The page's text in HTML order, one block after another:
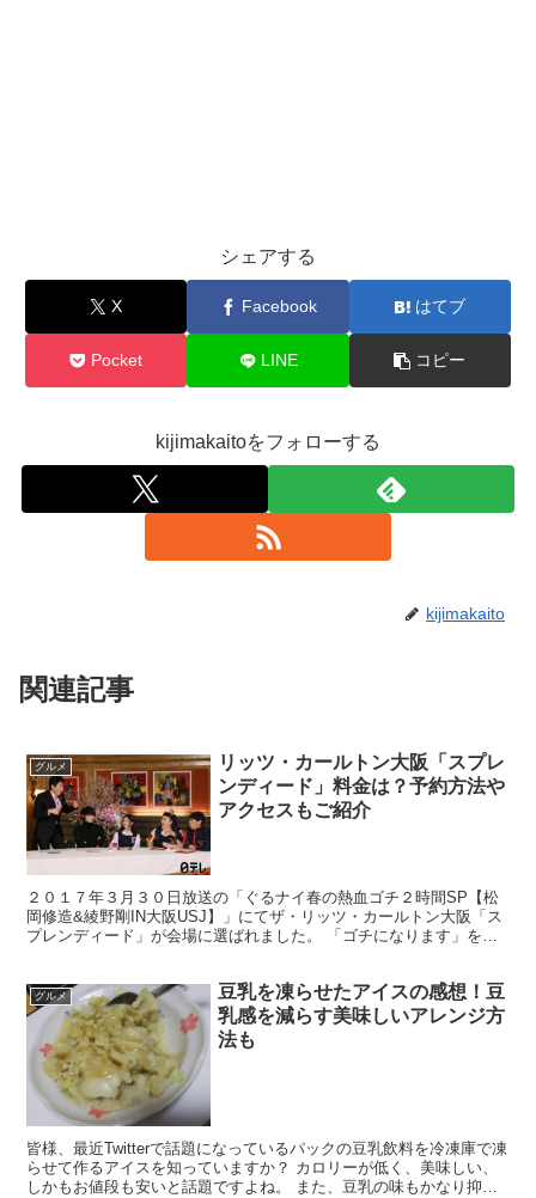
シェアする
X Facebook はてブ
Pocket LINE コピー
kijimakaitoをフォローする
kijimakaito
関連記事
グルメ
リッツ・カールトン大阪「スプレ
ンディード」料金は？予約方法や
アクセスもご紹介
２０１７年３月３０日放送の「ぐるナイ春の熱血ゴチ２時間SP【松
岡修造&綾野剛IN大阪USJ】」にてザ・リッツ・カールトン大阪「ス
プレンディード」が会場に選ばれました。 「ゴチになります」を見
グルメ
豆乳を凍らせたアイスの感想！豆
乳感を減らす美味しいアレンジ方
法も
皆様、最近Twitterで話題になっているパックの豆乳飲料を冷凍庫で凍
らせて作るアイスを知っていますか？ カロリーが低く、美味しい、
しかもお値段も安いと話題ですよね。 また、豆乳の味もかなり抑え